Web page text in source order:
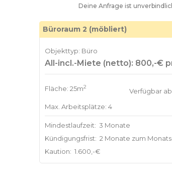
Deine Anfrage ist
Büroraum 2 (möbliert)
Objekttyp: Büro
All-incl.-Miete (netto): 800,-€
Fläche: 25m2
Max. Arbeitsplätze: 4
Verfügbar
Mindestlaufzeit: 3 Monate
Kündigungsfrist: 2 Monate zum
Kaution: 1.600,-€